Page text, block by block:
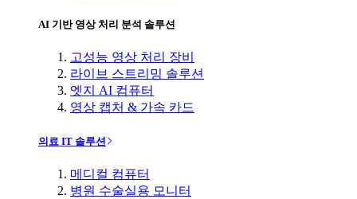
AI 기반 영상 처리 분석 솔루션
고성능 영상 처리 장비
라이브 스트리밍 솔루션
엣지 AI 컴퓨터
영상 캡처 & 가속 카드
의료 IT 솔루션
메디컬 컴퓨터
병원 수술실용 모니터